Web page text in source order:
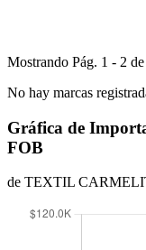
Mostrando Pág. 1 - 2 de
No hay marcas
Gráfica de
FOB
de TEXTIL